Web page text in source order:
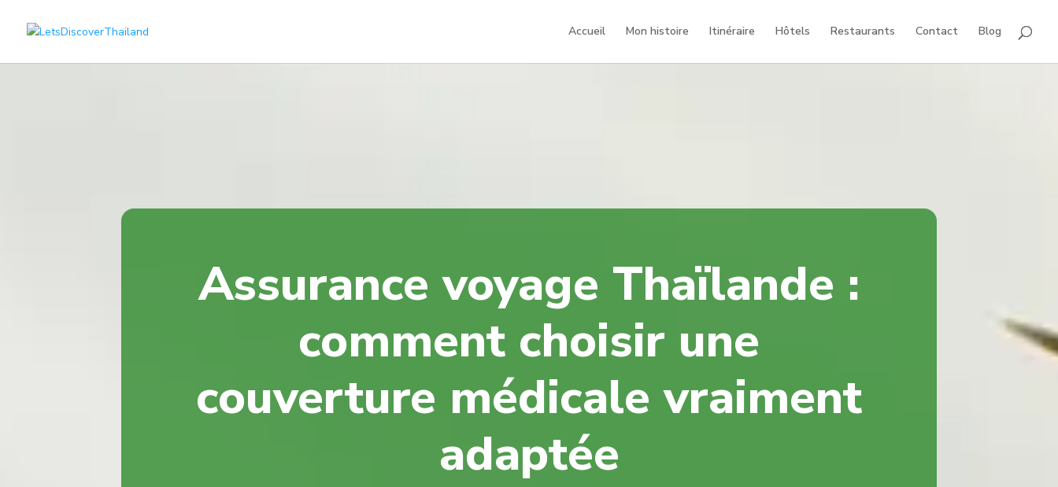
Accueil Mon histoire Itinéraire Hôtels Restaurants Contact Blog
Assurance voyage Thaïlande :
comment choisir une
couverture médicale vraiment
adaptée